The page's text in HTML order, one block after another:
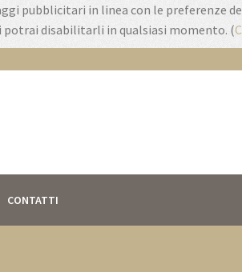
pubblicitari in linea con le preferenze
potrai disabilitarli in qualsiasi momento. (
CONTATTI